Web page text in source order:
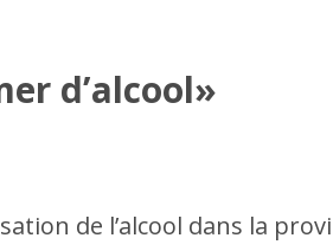
d’alcool»
de l’alcool dans la